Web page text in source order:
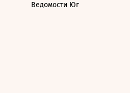
Ведомости Юг